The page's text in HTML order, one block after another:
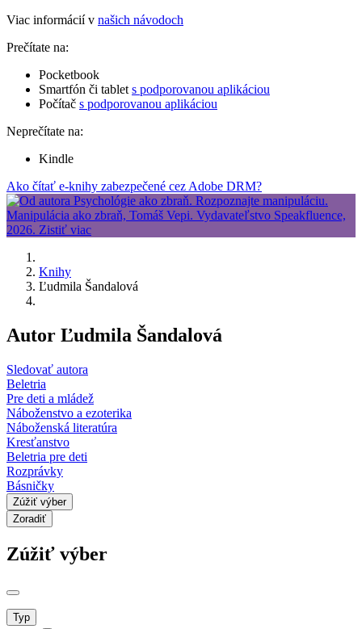
Viac informácií v našich návodoch
Prečítate na:
Pocketbook
Smartfón či tablet s podporovanou aplikáciou
Počítač s podporovanou aplikáciou
Neprečítate na:
Kindle
Ako čítať e-knihy zabezpečené cez Adobe DRM?
Knihy
Ľudmila Šandalová
Autor Ľudmila Šandalová
Sledovať autora
Beletria
Pre deti a mládež
Náboženstvo a ezoterika
Náboženská literatúra
Kresťanstvo
Beletria pre deti
Rozprávky
Básničky
Zúžiť výber
Zoradiť
Zúžiť výber
Typ